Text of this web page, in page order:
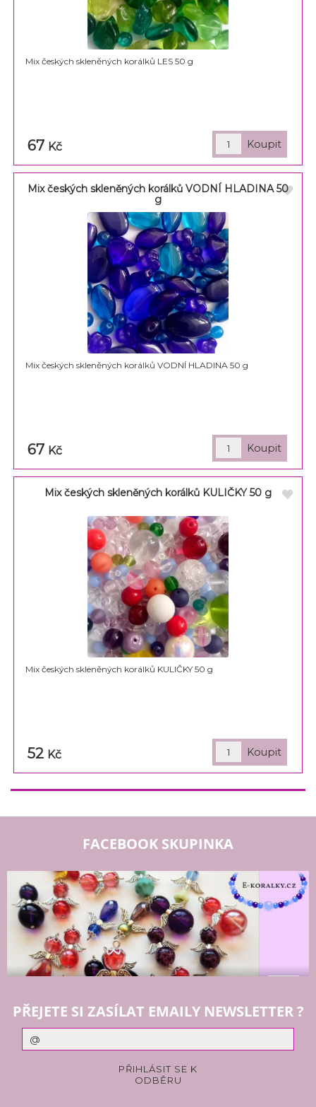
Mix českých skleněných korálků LES 50 g
67 Kč
Mix českých skleněných korálků VODNÍ HLADINA 50
g
Mix českých skleněných korálků VODNÍ HLADINA 50 g
67 Kč
Mix českých skleněných korálků KULIČKY 50 g
Mix českých skleněných korálků KULIČKY 50 g
52 Kč
FACEBOOK SKUPINKA
PŘEJETE SI ZASÍLAT EMAILY NEWSLETTER ?